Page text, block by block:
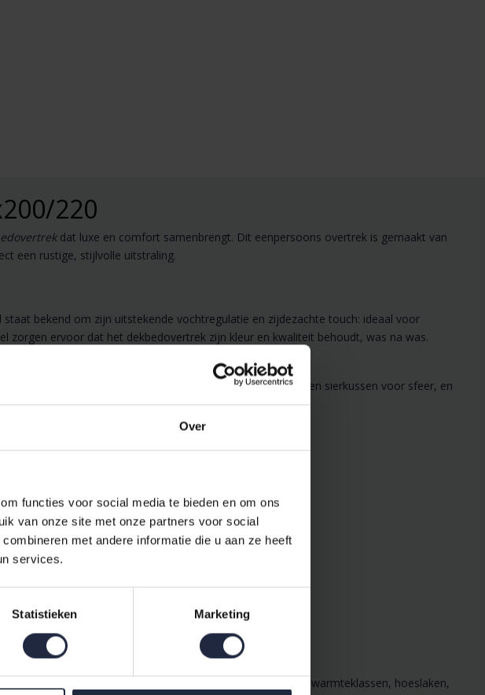
Over
functies voor social media te bieden en om ons
van onze site met onze partners voor social
met andere informatie die u aan ze heeft
services.
Statistieken Marketing
220
dat luxe en comfort samenbrengt. Dit eenpersoons overtrek is gemaakt van
een rustige, stijlvolle uitstraling.
bekend om zijn uitstekende vochtregulatie en zijdezachte touch: ideaal voor
zorgen ervoor dat het dekbedovertrek zijn kleur en kwaliteit behoudt, was na was.
klassiek.
of spreien voor extra warmte, kies bijpassende kussens en sierkussen voor sfeer, en
en dekbedset of dekbed set, dekbedden in verschillende warmteklassen, hoeslaken,